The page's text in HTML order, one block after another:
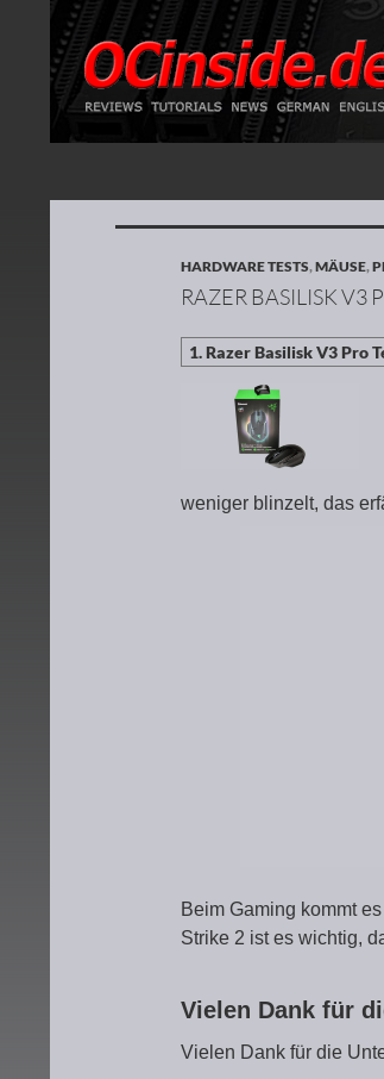
HARDWARE TESTS,MÄUSE,
RAZER BASILISK V3
weniger blinzelt, das
Beim Gaming kommt
Strike 2 ist es wichtig,
Vielen Dank für
Vielen Dank für die